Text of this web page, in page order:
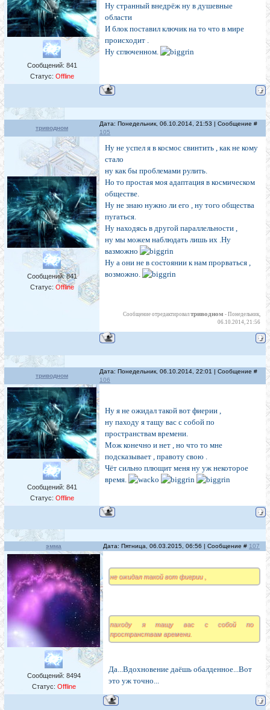
Сообщений: 841
Статус: Offline
Ну странный внедрёж ну в душевные
области
И блок поставил ключик на то что в мире
происходит .
Ну сглюченном.
триводном
Дата: Понедельник, 06.10.2014, 21:53 | Сообщение #
105
Сообщений:841
Статус: Offline
Ну не успел я в космос свинтить , как не кому
стало
ну как бы проблемами рулить.
Но то простая моя адаптация в космическом
обществе.
Ну не знаю нужно ли его , ну того общества
пугаться.
Ну находясь в другой параллельности ,
ну мы можем наблюдать лишь их .Ну
вазможно
Ну а они не в состоянии к нам прорваться ,
возможно.
Сообщение отредактировал триводном - Понедельник,
06.10.2014, 21:56
триводном
Дата: Понедельник, 06.10.2014, 22:01 | Сообщение #
106
Сообщений: 841
Статус: Offline
Ну я не ожидал такой вот фиерии ,
ну паходу я тащу вас с собой по
пространствам времени.
Мож конечно и нет , но что то мне
подсказывает , правоту свою .
Чёт сильно плющит меня ну уж некоторое
время.
эмма Дата: Пятница, 06.03.2015, 06:56 | Сообщение # 107
Сообщений: 8494
Статус: Offline
не ожидал такой вот фиерии ,
паходу я тащу вас с собой по
пространствам времени.
Да...Вдохновение даёшь обалденное...Вот
это уж точно...